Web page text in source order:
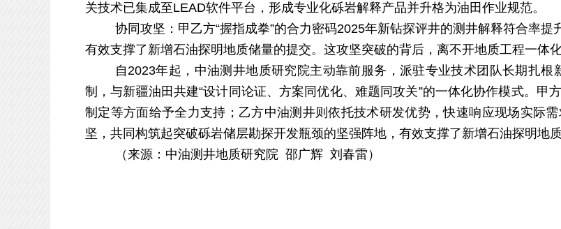
关技术已集成至LEAD软件平台，形成专业化砾岩解释产品并升格为油田作业规范。
协同攻坚：甲乙方“握指成拳”的合力密码2025年新钻探评井的测井解释符合率提
有效支撑了新增石油探明地质储量的提交。 这攻坚突破的背后，离不开地质工程一体
自2023年起，中油测井地质研究院主动靠前服务，派驻专业技术团队长期扎根
制，与新疆油田共建“设计同论证、方案同优化、难题同攻关”的一体化协作模式。甲
制定等方面给予全力支持；乙方中油测井则依托技术研发优势，快速响应现场实际需
坚，共同构筑起突破砾岩储层勘探开发瓶颈的坚强阵地，有效支撑了新增石油探明地质
（来源：中油测井地质研究院 邵广辉 刘春雷 ）